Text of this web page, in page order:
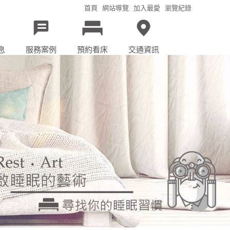
首頁 網站導覽 加入最愛 瀏覽紀錄
服務案例 預約看床 交通資訊